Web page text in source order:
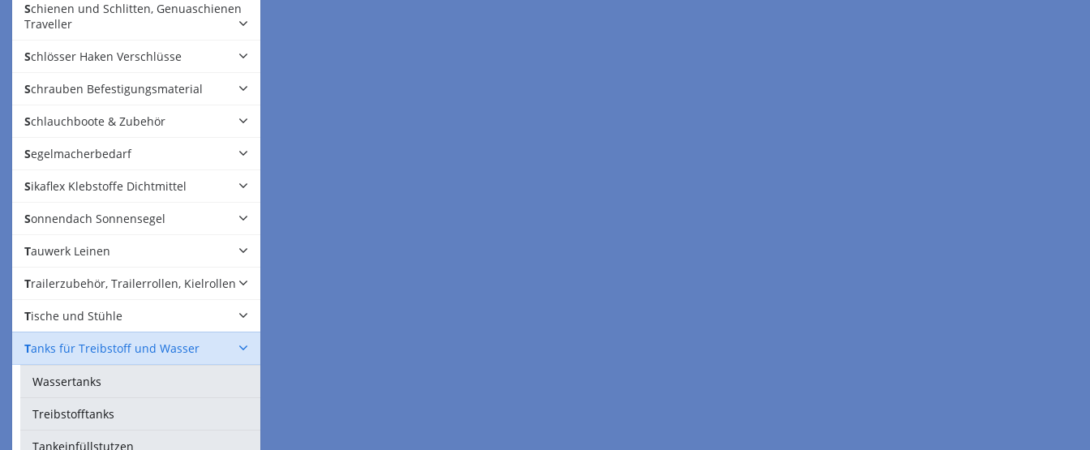
Schienen und Schlitten, Genuaschienen
Traveller
Schlösser Haken Verschlüsse
Schrauben Befestigungsmaterial
Schlauchboote & Zubehör
Segelmacherbedarf
Sikaflex Klebstoffe Dichtmittel
Sonnendach Sonnensegel
Tauwerk Leinen
Trailerzubehör, Trailerrollen, Kielrollen
Tische und Stühle
Tanks für Treibstoff und Wasser
Wassertanks
Treibstofftanks
Tankeinfüllstutzen